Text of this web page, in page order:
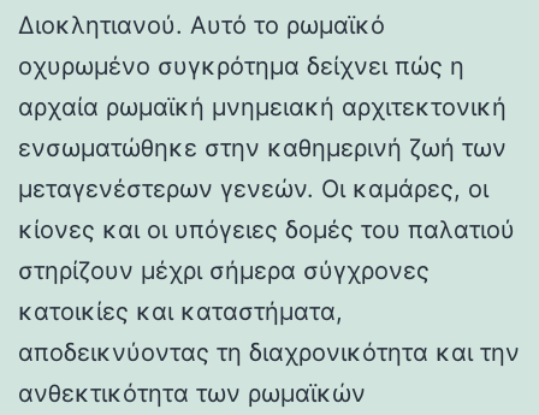
Διοκλητιανού. Αυτό το ρωμαϊκό
οχυρωμένο συγκρότημα δείχνει πώς η
αρχαία ρωμαϊκή μνημειακή αρχιτεκτονική
ενσωματώθηκε στην καθημερινή ζωή των
μεταγενέστερων γενεών. Οι καμάρες, οι
κίονες και οι υπόγειες δομές του παλατιού
στηρίζουν μέχρι σήμερα σύγχρονες
κατοικίες και καταστήματα,
αποδεικνύοντας τη διαχρονικότητα και την
ανθεκτικότητα των ρωμαϊκών